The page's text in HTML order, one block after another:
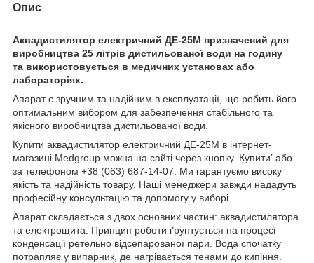
Опис
Аквадистилятор електричний ДЕ-25М призначений для
виробництва 25 літрів дистильованої води на годину
та використовується в медичних установах або
лабораторіях.
Апарат є зручним та надійним в експлуатації, що робить його
оптимальним вибором для забезпечення стабільного та
якісного виробництва дистильованої води.
Купити аквадистилятор електричний ДЕ-25М в інтернет-
магазині Medgroup можна на сайті через кнопку ‘Купитиʼ або
за телефоном +38 (063) 687-14-07. Ми гарантуємо високу
якість та надійність товару. Наші менеджери завжди нададуть
професійну консультацію та допомогу у виборі.
Апарат складається з двох основних частин: аквадистилятора
та електрощита. Принцип роботи ґрунтується на процесі
конденсації ретельно відсепарованої пари. Вода спочатку
потрапляє у випарник, де нагрівається тенами до кипіння.